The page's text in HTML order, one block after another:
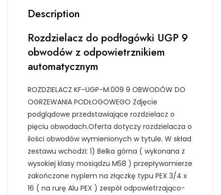
Description
Rozdzielacz do podłogówki UGP 9
obwodów z odpowietrznikiem
automatycznym
ROZDZIELACZ KF-UGP-M.009 9 OBWODÓW DO
OGRZEWANIA PODŁOGOWEGO Zdjęcie
podglądowe przedstawiające rozdzielacz o
pięciu obwodach.Oferta dotyczy rozdzielacza o
ilości obwodów wymienionych w tytule. W skład
zestawu wchodzi: 1) Belka górna ( wykonana z
wysokiej klasy mosiądzu M58 ) przepływomierze
zakończone nyplem na złączkę typu PEX 3/4 x
16 ( na rurę Alu PEX ) zespół odpowietrzająco-